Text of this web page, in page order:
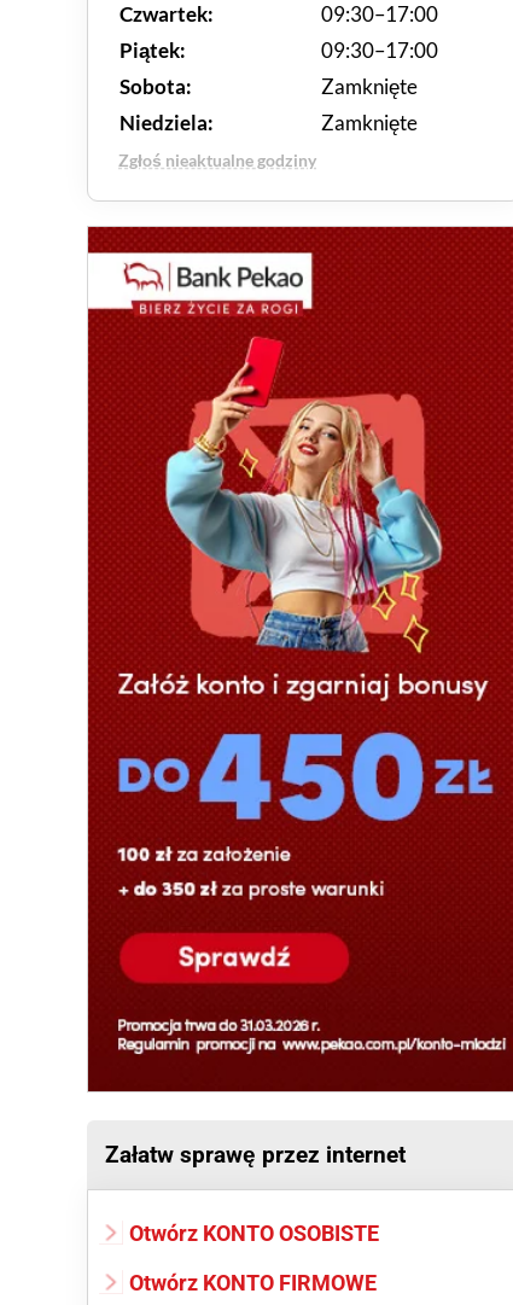
Czwartek:
09:30–17:00
Piątek:
09:30–17:00
Sobota:
Zamknięte
Niedziela:
Zamknięte
Zgłoś nieaktualne godziny
Załatw sprawę przez internet
Otwórz KONTO OSOBISTE
Otwórz KONTO FIRMOWE